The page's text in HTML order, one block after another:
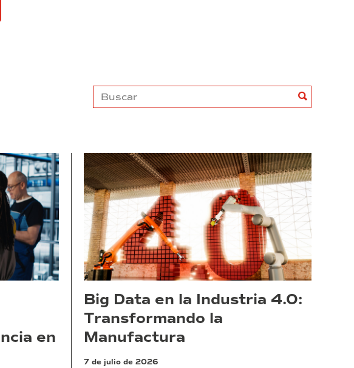
Buscar Buscar
en
Big Data en la Industria 4.0:
Transformando la
Manufactura
7 de julio de 2026